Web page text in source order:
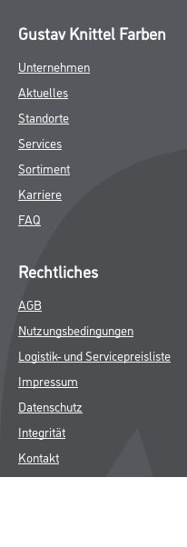
Gustav Knittel Farben
Unternehmen
Aktuelles
Standorte
Services
Sortiment
Karriere
FAQ
Rechtliches
AGB
Nutzungsbedingungen
Logistik- und Servicepreisliste
Impressum
Datenschutz
Integrität
Kontakt